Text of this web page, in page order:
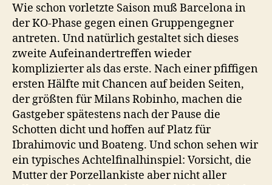
Wie schon vorletzte Saison muß Barcelona in
der KO-Phase gegen einen Gruppengegner
antreten. Und natürlich gestaltet sich dieses
zweite Aufeinandertreffen wieder
komplizierter als das erste. Nach einer pfiffigen
ersten Hälfte mit Chancen auf beiden Seiten,
der größten für Milans Robinho, machen die
Gastgeber spätestens nach der Pause die
Schotten dicht und hoffen auf Platz für
Ibrahimovic und Boateng. Und schon sehen wir
ein typisches Achtelfinalhinspiel: Vorsicht, die
Mutter der Porzellankiste aber nicht aller